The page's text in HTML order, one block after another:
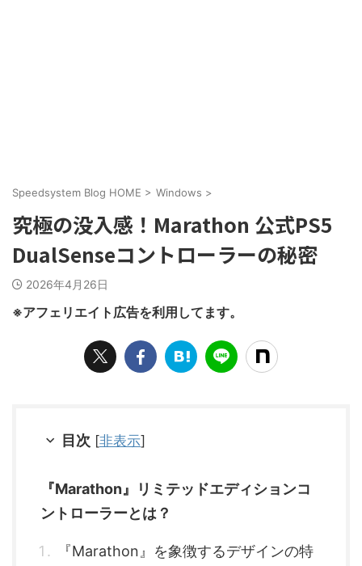
Speedsystem Blog HOME > Windows >
究極の没入感！Marathon 公式PS5
DualSenseコントローラーの秘密
2026年4月26日
※アフェリエイト広告を利用してます。
目次 [非表示]
『Marathon』リミテッドエディションコ
ントローラーとは？
『Marathon』を象徴するデザインの特